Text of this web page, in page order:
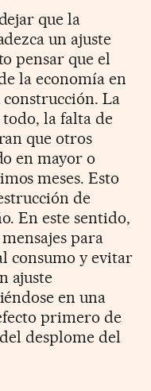
que la
un ajuste
pensar que el
la economía en
construcción. La
todo, la falta de
que otros
en mayor o
meses. Esto
de
En este sentido,
para
consumo y evitar
ajuste
en una
primero de
desplome del